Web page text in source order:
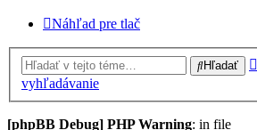
Náhľad pre tlač
Hľadať
vyhľadávanie
[phpBB Debug] PHP Warning: in file